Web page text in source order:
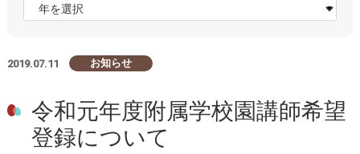
2019.07.11 お知らせ
令和元年度附属学校園講師希望
登録について